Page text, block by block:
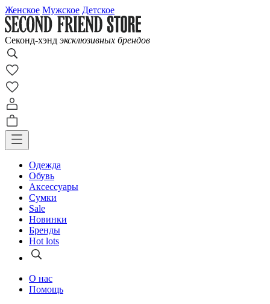
Женское Мужское Детское
Cеконд-хэнд эксклюзивных брендов
Одежда
Обувь
Аксессуары
Сумки
Sale
Новинки
Бренды
Hot lots
О нас
Помощь